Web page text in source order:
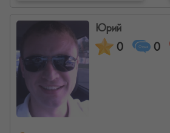
Юрий
0 0